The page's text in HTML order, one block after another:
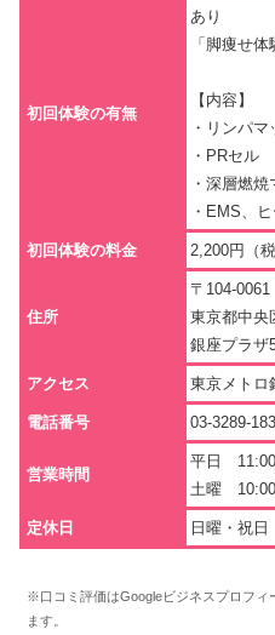
初回体験の有無
あり
「脚痩せ
【内容】
・リンパマ
・PRセル
・深層燃
・EMS、
初回体験の料金 2,200円（税
住所
〒104-0061
東京都中央
銀座プラザ
アクセス 東京メトロ
電話番号 03-3289-
営業時間
平日
土曜
定休日 日曜・祝日
※口コミ評価はGoogleビジネスプロフィ
ます。